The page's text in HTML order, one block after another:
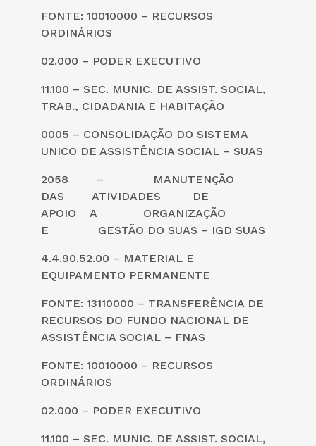
FONTE: 10010000 – RECURSOS
ORDINÁRIOS
02.000 – PODER EXECUTIVO
11.100 – SEC. MUNIC. DE ASSIST. SOCIAL,
TRAB., CIDADANIA E HABITAÇÃO
0005 – CONSOLIDAÇÃO DO SISTEMA
UNICO DE ASSISTÊNCIA SOCIAL – SUAS
2058 – MANUTENÇÃO
DAS ATIVIDADES DE
APOIO A ORGANIZAÇÃO
E GESTÃO DO SUAS – IGD SUAS
4.4.90.52.00 – MATERIAL E
EQUIPAMENTO PERMANENTE
FONTE: 13110000 – TRANSFERÊNCIA DE
RECURSOS DO FUNDO NACIONAL DE
ASSISTÊNCIA SOCIAL – FNAS
FONTE: 10010000 – RECURSOS
ORDINÁRIOS
02.000 – PODER EXECUTIVO
11.100 – SEC. MUNIC. DE ASSIST. SOCIAL,